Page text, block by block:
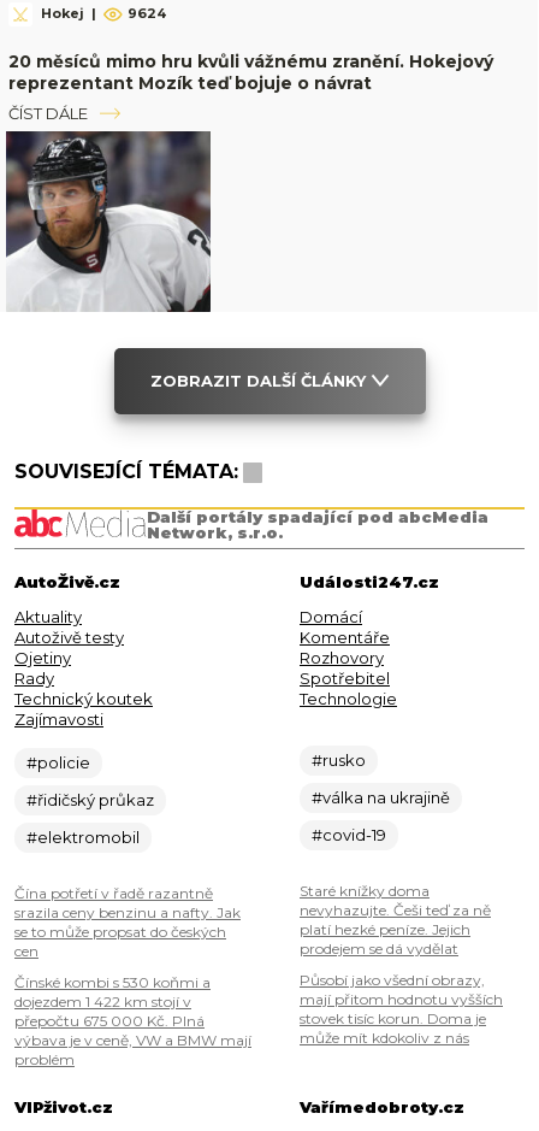
Hokej | 9624
20 měsíců mimo hru kvůli vážnému zranění. Hokejový
reprezentant Mozík teď bojuje o návrat
ČÍST DÁLE
ZOBRAZIT DALŠÍ ČLÁNKY
SOUVISEJÍCÍ TÉMATA:
Další portály spadající pod abcMedia
Network, s.r.o.
AutoŽivě.cz
Aktuality
Autoživě testy
Ojetiny
Rady
Technický koutek
Zajímavosti
#policie
#řidičský průkaz
#elektromobil
Čína potřetí v řadě razantně
srazila ceny benzinu a nafty. Jak
se to může propsat do českých
cen
Čínské kombi s 530 koňmi a
dojezdem 1 422 km stojí v
přepočtu 675 000 Kč. Plná
výbava je v ceně, VW a BMW mají
problém
Události247.cz
Domácí
Komentáře
Rozhovory
Spotřebitel
Technologie
#rusko
#válka na ukrajině
#covid-19
Staré knížky doma
nevyhazujte. Češi teď za ně
platí hezké peníze. Jejich
prodejem se dá vydělat
Působí jako všední obrazy,
mají přitom hodnotu vyšších
stovek tisíc korun. Doma je
může mít kdokoliv z nás
VIPživot.cz
Vařímedobroty.cz